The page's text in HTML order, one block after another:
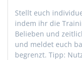
Stellt euch
indem ihr die
Belieben und
und meldet euch
begrenzt. Tipp: